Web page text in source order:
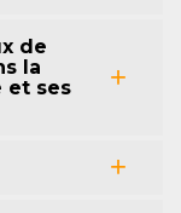
de
la
et ses